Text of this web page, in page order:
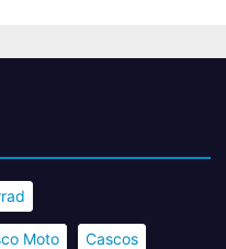
Moto Cascos